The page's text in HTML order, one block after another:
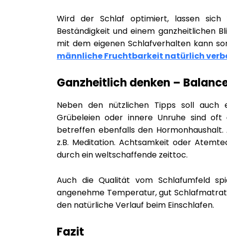
Wird der Schlaf optimiert, lassen
Beständigkeit und einem ganzheitlichen
mit dem eigenen Schlafverhalten kann
männliche Fruchtbarkeit natürlich
Ganzheitlich denken –
Neben den nützlichen Tipps soll auch
Grübeleien oder innere Unruhe sind
betreffen ebenfalls den
z.B. Meditation. Achtsamkeit oder
durch ein weltschaffende zeittoc.
Auch die Qualität vom Schlafumfeld
angenehme Temperatur, gut
den natürliche Verlauf beim Einschlafen.
Fazit